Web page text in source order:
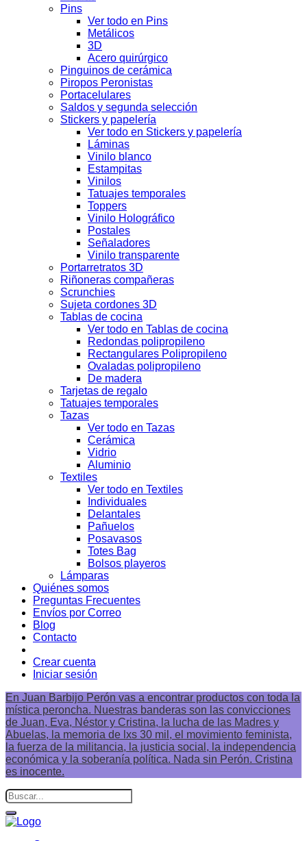
Pins
Ver todo en Pins
Metálicos
3D
Acero quirúrgico
Pinguinos de cerámica
Piropos Peronistas
Portacelulares
Saldos y segunda selección
Stickers y papelería
Ver todo en Stickers y papelería
Láminas
Vinilo blanco
Estampitas
Vinilos
Tatuajes temporales
Toppers
Vinilo Holográfico
Postales
Señaladores
Vinilo transparente
Portarretratos 3D
Riñoneras compañeras
Scrunchies
Sujeta cordones 3D
Tablas de cocina
Ver todo en Tablas de cocina
Redondas polipropileno
Rectangulares Polipropileno
Ovaladas polipropileno
De madera
Tarjetas de regalo
Tatuajes temporales
Tazas
Ver todo en Tazas
Cerámica
Vidrio
Aluminio
Textiles
Ver todo en Textiles
Individuales
Delantales
Pañuelos
Posavasos
Totes Bag
Bolsos playeros
Lámparas
Quiénes somos
Preguntas Frecuentes
Envíos por Correo
Blog
Contacto
Crear cuenta
Iniciar sesión
En Juan Barbijo Perón vas a encontrar productos con toda la
mística peroncha. Nuestras banderas son las convicciones
de Juan, Eva, Néstor y Cristina, la lucha de las Madres y
Abuelas, la memoria de lxs 30 mil, el movimiento feminista,
la fuerza de la militancia, la justicia social, la independencia
económica y la soberanía política. Nada sin Perón. Cristina
es inocente.